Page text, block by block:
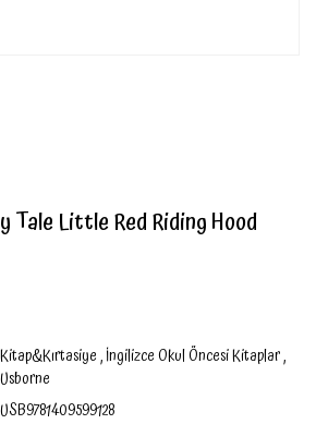
Tale Little Red Riding Hood
Kitap&Kırtasiye,İngilizce Okul Öncesi Kitaplar,
Usborne
USB9781409599128